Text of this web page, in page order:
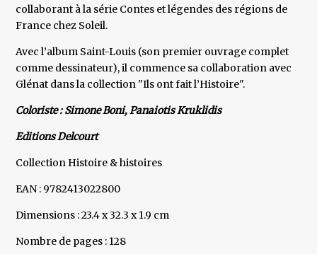
collaborant à la série Contes et légendes des régions de
France chez Soleil.
Avec l’album Saint-Louis (son premier ouvrage complet
comme dessinateur), il commence sa collaboration avec
Glénat dans la collection "Ils ont fait l’Histoire".
Coloriste : Simone Boni, Panaiotis Kruklidis
Editions Delcourt
Collection Histoire & histoires
EAN : 9782413022800
Dimensions : 23.4 x 32.3 x 1.9 cm
Nombre de pages : 128